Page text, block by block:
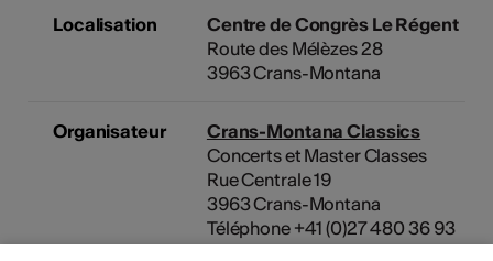
Localisation
Centre de Congrès Le Régent
Route des Mélèzes 28
3963 Crans-Montana
Organisateur
Crans-Montana Classics
Concerts et Master Classes
Rue Centrale 19
3963 Crans-Montana
Téléphone +41 (0)27 480 36 93
E-Mail